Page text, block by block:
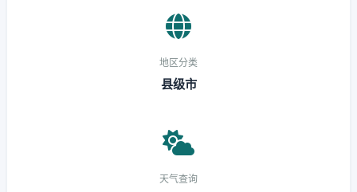
地区分类
县级市
天气查询